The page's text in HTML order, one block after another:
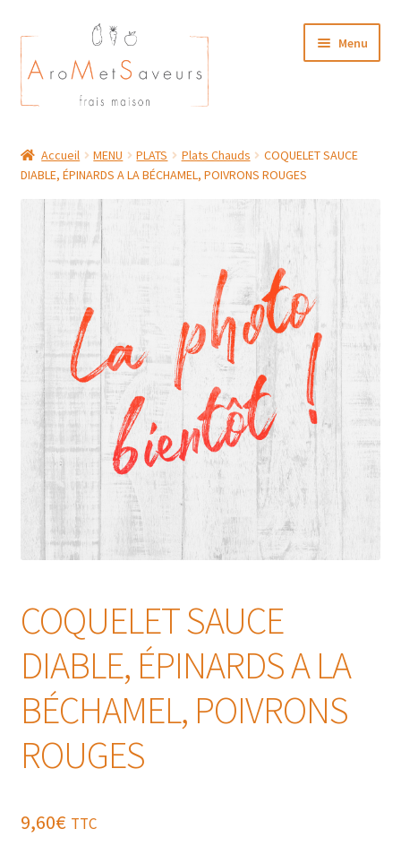
Aller
à
la
navigation
Aller
au
contenu
Menu
Plat du Jour/ Menu Week end
NOS BOUTIQUES
MON COMPTE
Accueil MENU PLATS Plats Chauds
COQUELET SAUCE
DIABLE, ÉPINARDS A LA BÉCHAMEL, POIVRONS ROUGES
COQUELET SAUCE
DIABLE, ÉPINARDS A LA
BÉCHAMEL, POIVRONS
ROUGES
9,60€ TTC